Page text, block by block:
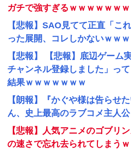
ガチで強すぎるｗｗｗｗｗｗｗ
【悲報】SAO見てて正直「こ
った展開、コレしかないｗｗ
【悲報】 【悲報】底辺ゲーム
チャンネル登録しました」っ
結果ｗｗｗｗｗｗｗ
【朗報】『かぐや様は告らせ
ん、史上最高のラブコメ主人
【悲報】人気アニメのゴブリ
の速さで忘れ去られてしまう